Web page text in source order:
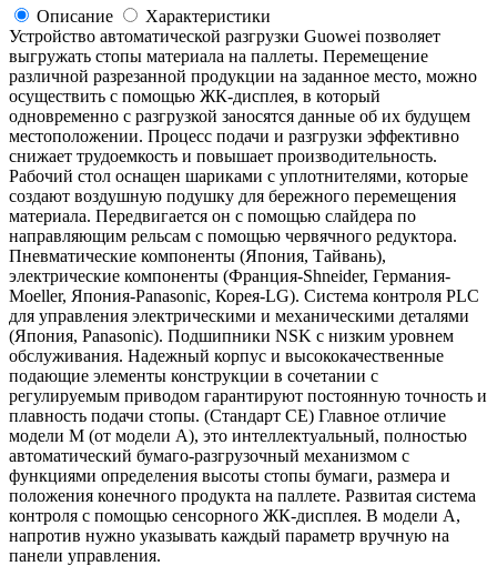
Описание
Характеристики
Устройство автоматической разгрузки Guowei позволяет
выгружать стопы материала на паллеты. Перемещение
различной разрезанной продукции на заданное место, можно
осуществить с помощью ЖК-дисплея, в который
одновременно с разгрузкой заносятся данные об их будущем
местоположении. Процесс подачи и разгрузки эффективно
снижает трудоемкость и повышает производительность.
Рабочий стол оснащен шариками с уплотнителями, которые
создают воздушную подушку для бережного перемещения
материала. Передвигается он с помощью слайдера по
направляющим рельсам с помощью червячного редуктора.
Пневматические компоненты (Япония, Тайвань),
электрические компоненты (Франция-Shneider, Германия-
Moeller, Япония-Panasonic, Корея-LG). Система контроля PLC
для управления электрическими и механическими деталями
(Япония, Panasonic). Подшипники NSK с низким уровнем
обслуживания. Надежный корпус и высококачественные
подающие элементы конструкции в сочетании с
регулируемым приводом гарантируют постоянную точность и
плавность подачи стопы. (Стандарт CE) Главное отличие
модели М (от модели А), это интеллектуальный, полностью
автоматический бумаго-разгрузочный механизмом с
функциями определения высоты стопы бумаги, размера и
положения конечного продукта на паллете. Развитая система
контроля с помощью сенсорного ЖК-дисплея. В модели А,
напротив нужно указывать каждый параметр вручную на
панели управления.